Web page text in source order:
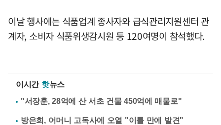
이날 행사에는 식품업계 종사자와 급식관리지원센터 관
계자, 소비자 식품위생감시원 등 120여명이 참석했다.
이시간 핫뉴스
"서장훈, 28억에 산 서초 건물 450억에 매물로"
방은희, 어머니 고독사에 오열 "이틀 만에 발견"